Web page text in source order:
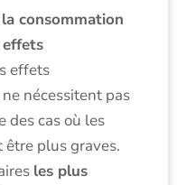
consommation
effets
effets
nécessitent pas
des cas où les
plus graves.
les plus